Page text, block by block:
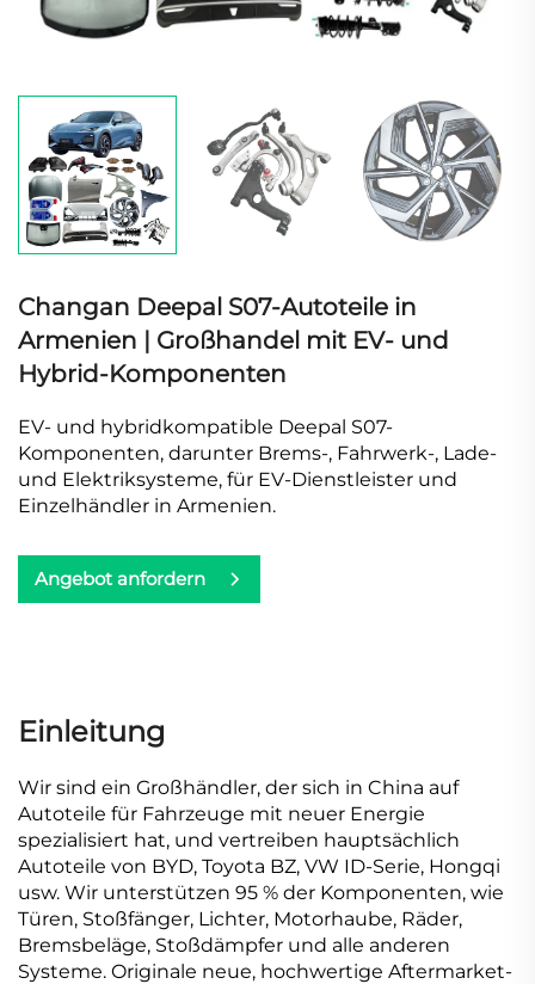
Changan Deepal S07-Autoteile in
Armenien | Großhandel mit EV- und
Hybrid-Komponenten
EV- und hybridkompatible Deepal S07-
Komponenten, darunter Brems-, Fahrwerk-, Lade-
und Elektriksysteme, für EV-Dienstleister und
Einzelhändler in Armenien.
Angebot anfordern
Einleitung
Wir sind ein Großhändler, der sich in China auf
Autoteile für Fahrzeuge mit neuer Energie
spezialisiert hat, und vertreiben hauptsächlich
Autoteile von BYD, Toyota BZ, VW ID-Serie, Hongqi
usw. Wir unterstützen 95 % der Komponenten, wie
Türen, Stoßfänger, Lichter, Motorhaube, Räder,
Bremsbeläge, Stoßdämpfer und alle anderen
Systeme. Originale neue, hochwertige Aftermarket-